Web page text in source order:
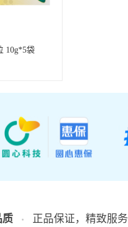
10g*5袋
质 正品保证，精致服务